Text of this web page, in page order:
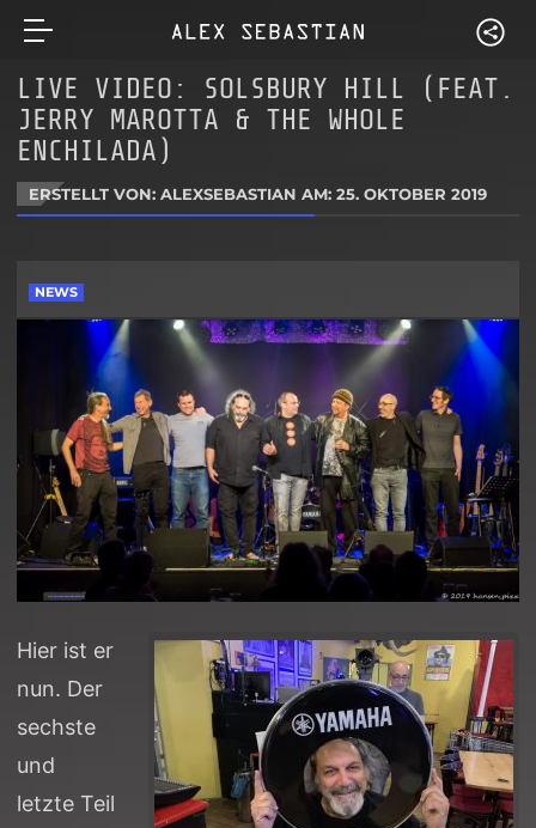
LIVE VIDEO: SOLSBURY HILL (FEAT.
JERRY MAROTTA & THE WHOLE
ENCHILADA)
ERSTELLT VON: ALEXSEBASTIAN AM:25. OKTOBER 2019
NEWS
Hier ist er
nun. Der
sechste
und
letzte Teil